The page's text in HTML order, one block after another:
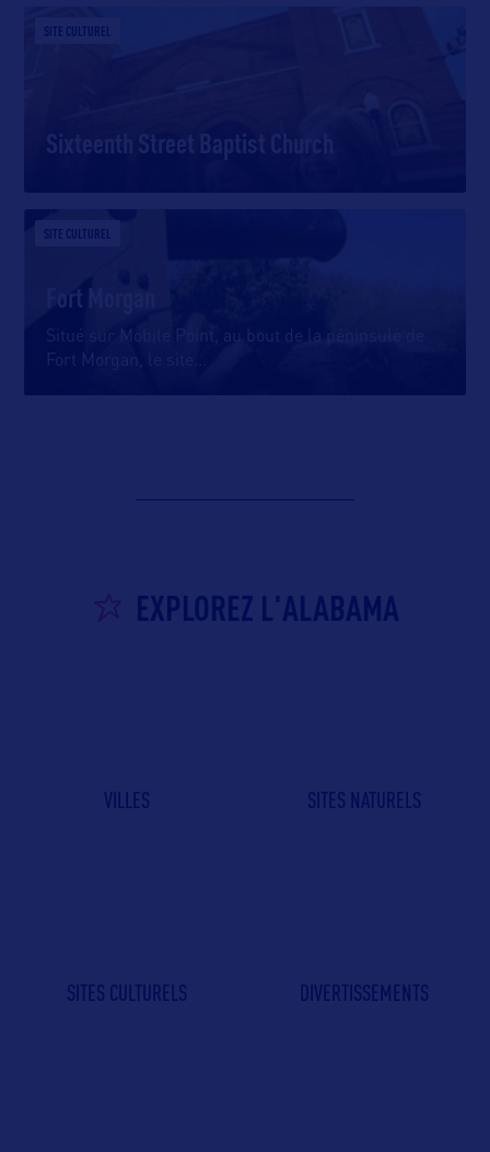
SITE CULTUREL
Sixteenth Street Baptist Church
SITE CULTUREL
Fort Morgan
Situé sur Mobile Point, au bout de la péninsule de
Fort Morgan, le site
EXPLOREZ L'ALABAMA
VILLES SITES NATURELS
SITES CULTURELS DIVERTISSEMENTS